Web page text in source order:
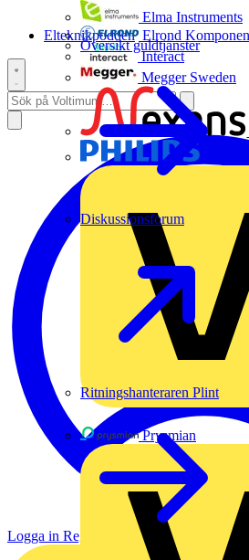
Elma Instruments
Elrond
Interact
Megger Sweden
Prysmian
Översikt guldtjänster
Diskussionsforum
Ritningshanteraren Plint
Elteknikpodden
Logga in Registrera dig